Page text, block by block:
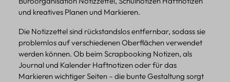
und kreatives Planen und Markieren.
Die Notizzettel sind rückstandslos entfernbar, sodass sie
problemlos auf verschiedenen Oberflächen verwendet
werden können. Ob beim Scrapbooking Notizen, als
Journal und Kalender Haftnotizen oder für das
Markieren wichtiger Seiten – die bunte Gestaltung sorgt